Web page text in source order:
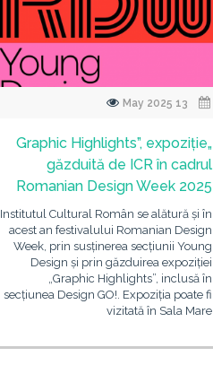
„Graphic Highlights”, expoziție
găzduită de ICR în cadrul
Romanian Design Week 2025
Institutul Cultural Român se alătură și în
acest an festivalului Romanian Design
Week, prin susținerea secțiunii Young
Design și prin găzduirea expoziției
„Graphic Highlights”, inclusă în
secțiunea Design GO!. Expoziția poate fi
vizitată în Sala Mare